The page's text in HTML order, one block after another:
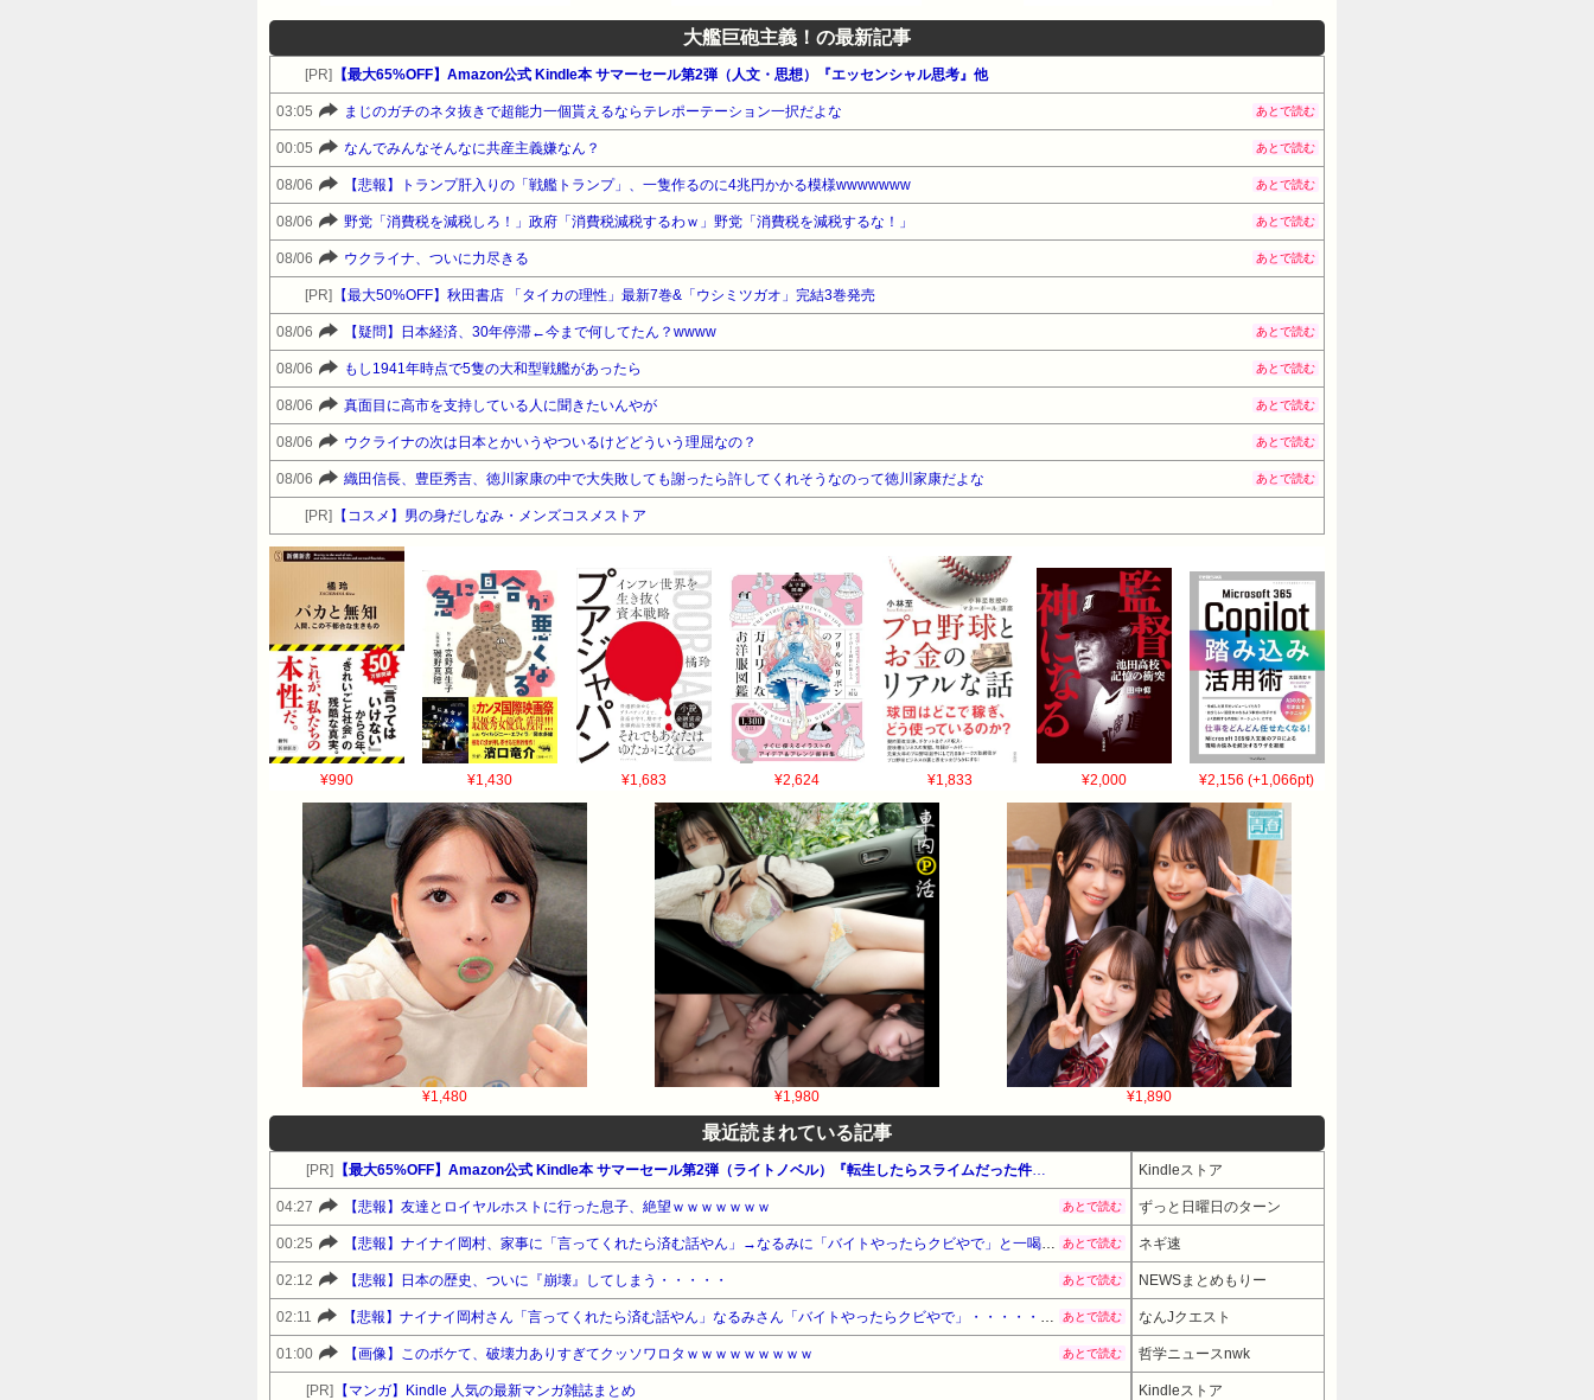
大艦巨砲主義！の最新記事
[PR] 【最大65%OFF】Amazon公式 Kindle本 サマーセール第2弾（人文・思想）『エッセンシャル思考』他
03:05 まじのガチのネタ抜きで超能力一個貰えるならテレポーテーション一択だよな あとで読む
00:05 なんでみんなそんなに共産主義嫌なん？ あとで読む
08/06 【悲報】トランプ肝入りの「戦艦トランプ」、一隻作るのに4兆円かかる模様wwwwwww あとで読む
08/06 野党「消費税を減税しろ！」政府「消費税減税するわｗ」野党「消費税を減税するな！」 あとで読む
08/06 ウクライナ、ついに力尽きる あとで読む
[PR] 【最大50%OFF】秋田書店 「タイカの理性」最新7巻&「ウシミツガオ」完結3巻発売
08/06 【疑問】日本経済、30年停滞←今まで何してたん？wwww あとで読む
08/06 もし1941年時点で5隻の大和型戦艦があったら あとで読む
08/06 真面目に高市を支持している人に聞きたいんやが あとで読む
08/06 ウクライナの次は日本とかいうやついるけどどういう理屈なの？ あとで読む
08/06 織田信長、豊臣秀吉、徳川家康の中で大失敗しても謝ったら許してくれそうなのって徳川家康だよな あとで読む
[PR] 【コスメ】男の身だしなみ・メンズコスメストア
¥990 ¥1,430 ¥1,683 ¥2,624 ¥1,833 ¥2,000 ¥2,156 (+1,066pt)
¥1,480 ¥1,980 ¥1,890
最近読まれている記事
[PR] 【最大65%OFF】Amazon公式 Kindle本 サマーセール第2弾（ライトノベル）『転生したらスライムだった件』他 Kindleストア
04:27 【悲報】友達とロイヤルホストに行った息子、絶望ｗｗｗｗｗｗｗ あとで読む ずっと日曜日のターン
00:25 【悲報】ナイナイ岡村、家事に「言ってくれたら済む話やん」→なるみに「バイトやったらクビやで」と一喝され黙り込む あとで読む ネギ速
02:12 【悲報】日本の歴史、ついに『崩壊』してしまう・・・・・ あとで読む NEWSまとめもりー
02:11 【悲報】ナイナイ岡村さん「言ってくれたら済む話やん」なるみさん「バイトやったらクビやで」・・・・・・・・・ あとで読む なんJクエスト
01:00 【画像】このボケて、破壊力ありすぎてクッソワロタｗｗｗｗｗｗｗｗｗ あとで読む 哲学ニュースnwk
[PR] 【マンガ】Kindle 人気の最新マンガ雑誌まとめ Kindleストア